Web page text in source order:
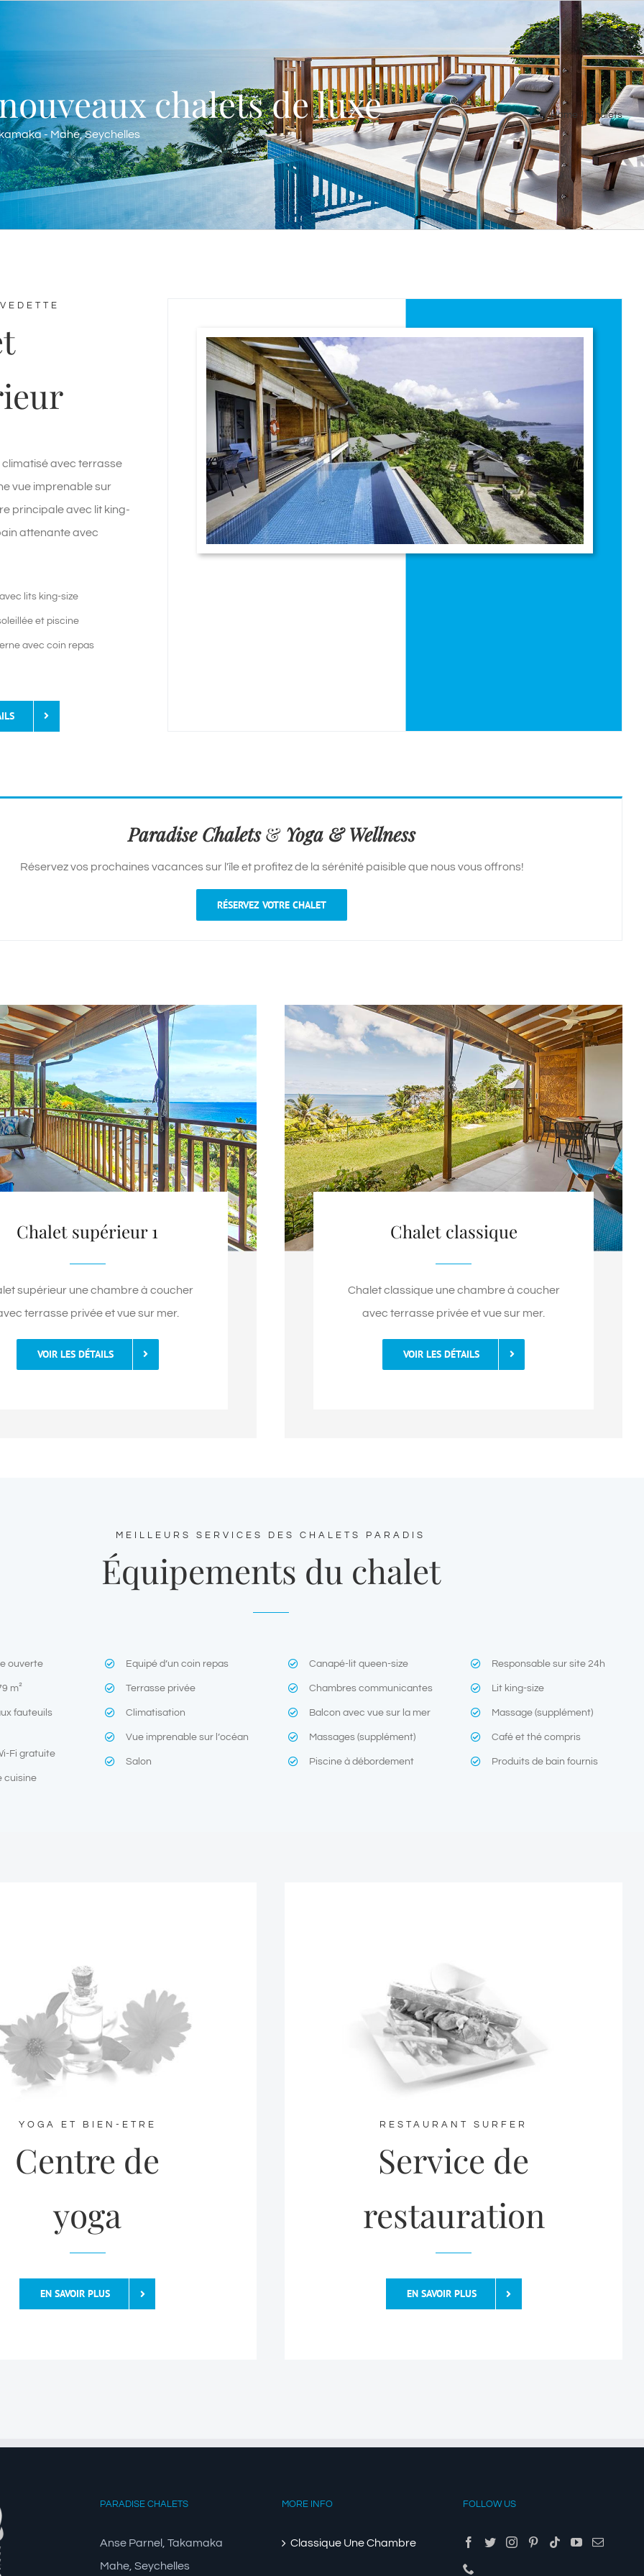
chalets de luxe
- Mahe, Seychelles
Home | Chalets
climatisé avec terrasse
vue imprenable sur
principale avec lit king-
attenante avec
lits king-size
et piscine
avec coin repas
Paradise Chalets& Yoga & Wellness
Réservez vos prochaines vacances sur l'île et profitez de la sérénité paisible que nous vous offrons!
RÉSERVEZ VOTRE CHALET
Chalet supérieur 1
supérieur une chambre à coucher
terrasse privée et vue sur mer.
VOIR LES DÉTAILS
Chalet classique
Chalet classique une chambre à coucher
avec terrasse privée et vue sur mer.
VOIR LES DÉTAILS
MEILLEURS SERVICES DES CHALETS PARADIS
Équipements du chalet
ouverte
m²
fauteuils
Fi gratuite
cuisine
Equipé d’un coin repas
Terrasse privée
Climatisation
Vue imprenable sur l’océan
Salon
Canapé-lit queen-size
Chambres communicantes
Balcon avec vue sur la mer
Massages (supplément)
Piscine à débordement
Responsable sur site 24h
Lit king-size
Massage (supplément)
Café et thé compris
Produits de bain fournis
YOGA ET BIEN-ETRE
Centre de
yoga
EN SAVOIR PLUS
RESTAURANT SURFER
Service de
restauration
EN SAVOIR PLUS
PARADISE CHALETS
Anse Parnel, Takamaka
Mahe, Seychelles
MORE INFO
Classique Une Chambre
FOLLOW US